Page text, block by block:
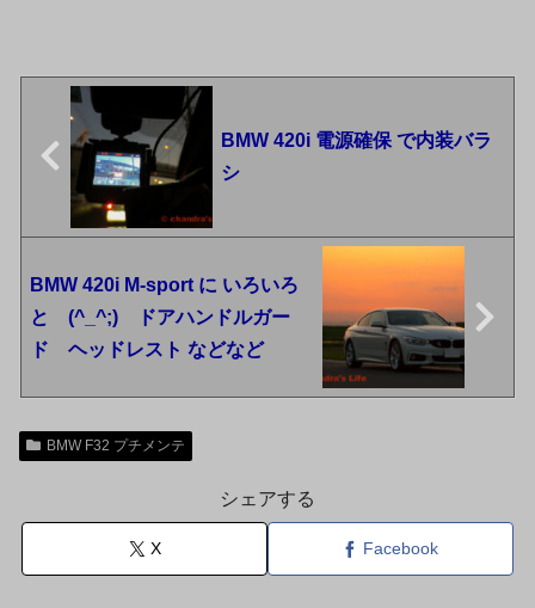
BMW 420i 電源確保 で内装バラ
シ
BMW 420i M-sport に いろいろ
と (^_^;) ドアハンドルガー
ド ヘッドレスト などなど
BMW F32 プチメンテ
シェアする
X Facebook